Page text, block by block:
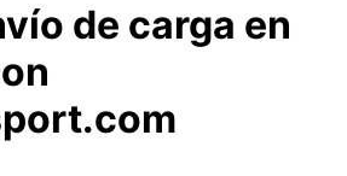
de carga en